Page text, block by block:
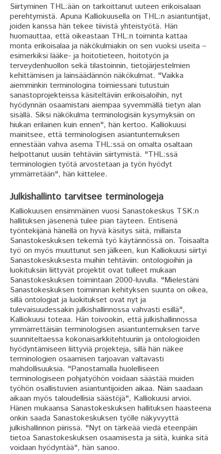
Siirtyminen THL:ään on tarkoittanut uuteen erikoisalaan
perehtymistä. Apuna Kalliokuusella on THL:n asiantuntijat,
joiden kanssa hän tekee tiivistä yhteistyötä. Hän
huomauttaa, että oikeastaan THL:n toiminta kattaa
monta erikoisalaa ja näkökulmiakin on sen vuoksi useita –
esimerkiksi lääke- ja hoitotieteen, hoitotyön ja
terveydenhuollon sekä tilastoinnin, tietojärjestelmien
kehittämisen ja lainsäädännön näkökulmat. "Vaikka
aiemminkin terminologina toimiessani tutustuin
sanastoprojekteissa käsiteltäviin erikoisaloihin, nyt
hyödynnän osaamistani aiempaa syvemmällä tietyn alan
sisällä. Siksi näkökulma terminologisiin kysymyksiin on
hiukan erilainen kuin ennen", hän kertoo. Kalliokuusi
mainitsee, että terminologisen asiantuntemuksen
ennestään vahva asema THL:ssä on omalta osaltaan
helpottanut uusiin tehtäviin siirtymistä. "THL:ssä
terminologien työtä arvostetaan ja työn hyödyt
ymmärretään", hän kiittelee.
Julkishallinto tarvitsee terminologeja
Kalliokuusen ensimmäinen vuosi Sanastokeskus TSK:n
hallituksen jäsenenä tulee pian täyteen. Entisenä
työntekijänä hänellä on hyvä käsitys siitä, millaista
Sanastokeskuksen tekemä työ käytännössä on. Toisaalta
työ on myös muuttunut sen jälkeen, kun Kalliokuusi siirtyi
Sanastokeskuksesta muihin tehtäviin: ontologioihin ja
luokituksiin liittyvät projektit ovat tulleet mukaan
Sanastokeskuksen toimintaan 2000-luvulla. "Mielestäni
Sanastokeskuksen toiminnan kehityksen suunta on oikea,
sillä ontologiat ja luokitukset ovat nyt ja
tulevaisuudessakin julkishallinnossa vahvasti esillä",
Kalliokuusi toteaa. Hän toivookin, että julkishallinnossa
ymmärrettäisiin terminologisen asiantuntemuksen tarve
suunniteltaessa kokonaisarkkitehtuuriin ja ontologioiden
hyödyntämiseen liittyviä projekteja, sillä hän näkee
terminologien osaamisen tarjoavan valtavasti
mahdollisuuksia. "Panostamalla huolelliseen
terminologiseen pohjatyöhön voidaan säästää muiden
työhön osallistuvien asiantuntijoiden aikaa. Näin saadaan
aikaan myös taloudellisia säästöjä", Kalliokuusi arvioi.
Hänen mukaansa Sanastokeskuksen hallituksen haasteena
onkin saada Sanastokeskuksen työlle näkyvyyttä
julkishallinnon piirissä. "Nyt on tärkeää viedä eteenpäin
tietoa Sanastokeskuksen osaamisesta ja siitä, kuinka sitä
voidaan hyödyntää", hän sanoo.